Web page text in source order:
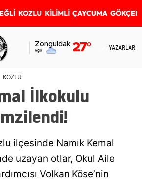
KOZLU KİLİMLİ ÇAYCUMA
Zonguldak
Açık 27° YAZARLAR
KOZLU
İlkokulu
ilçesinde Namık Kemal
uzayan otlar, Okul Aile
Volkan Köse’nin